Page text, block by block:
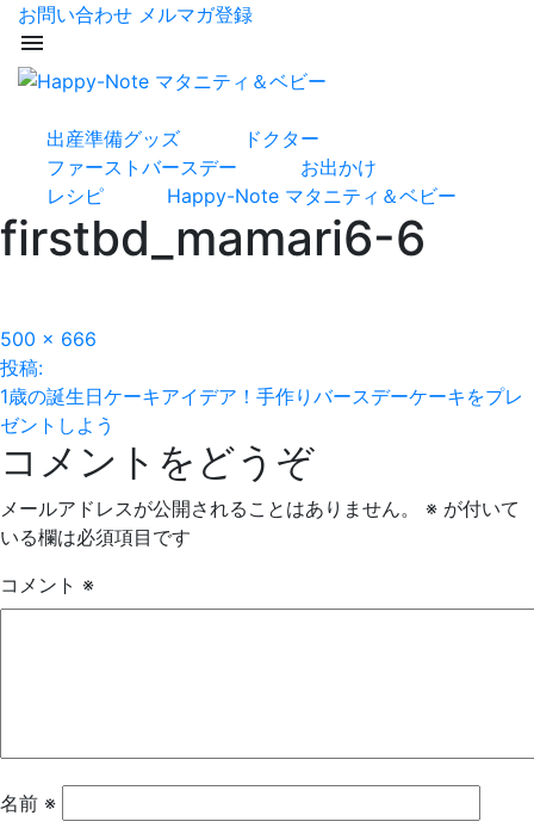
お問い合わせ メルマガ登録
menu
出産準備グッズ
ドクター
ファーストバースデー
お出かけ
レシピ
Happy-Note マタニティ＆ベビー
firstbd_mamari6-6
フ
ル
サ
イ
ズ
500 × 666
投
稿
ナ
ビ
ゲ
ー
投稿:
1歳の誕生日ケーキアイデア！手作りバースデーケーキをプレ
ゼントしよう
コメントをどうぞ
メールアドレスが公開されることはありません。 ※ が付いて
いる欄は必須項目です
コメント ※
名前 ※